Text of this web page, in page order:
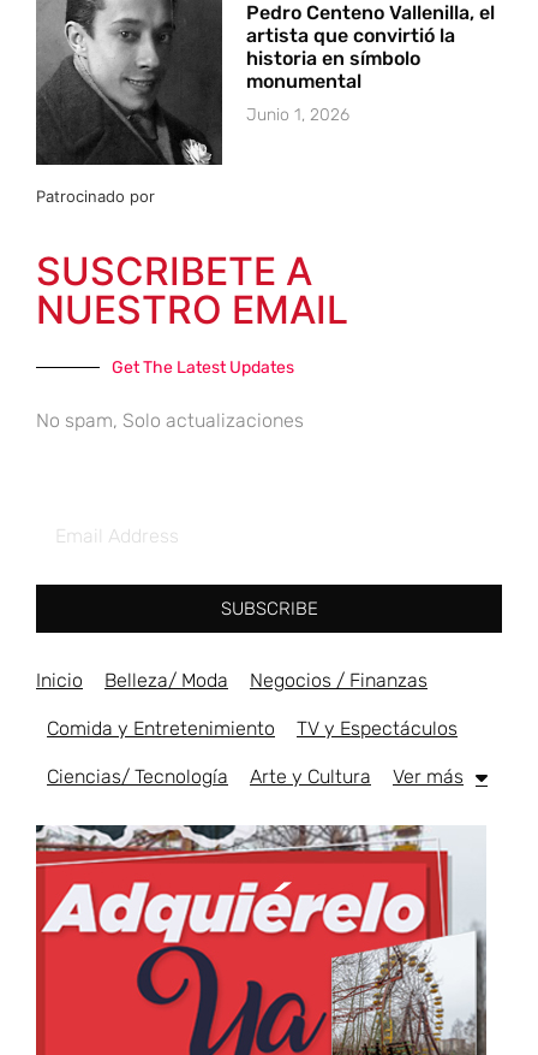
Pedro Centeno Vallenilla, el
artista que convirtió la
historia en símbolo
monumental
Junio 1, 2026
Patrocinado por
SUSCRIBETE A
NUESTRO EMAIL
Get The Latest Updates
No spam, Solo actualizaciones
SUBSCRIBE
Inicio Belleza/ Moda Negocios / Finanzas
Comida y Entretenimiento TV y Espectáculos
Ciencias/ Tecnología Arte y Cultura Ver más